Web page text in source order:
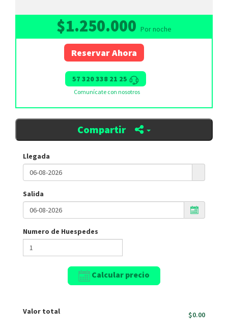
$1.250.000 Por noche
Reservar Ahora
57 320 338 21 25
Comunícate con nosotros
Compartir
Llegada
Salida
Numero de Huespedes
Calcular precio
Valor total $0.00